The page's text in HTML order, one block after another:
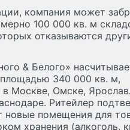
компания может
100 000 кв. м
отказываются
& Белого»
340 000 кв. м,
Москве, Омске,
Ритейлер
новые помещения для
хранения (алкоголь,